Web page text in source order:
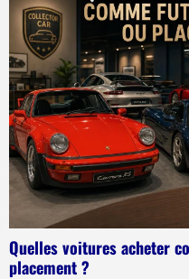
Quelles voitures acheter
placement ?